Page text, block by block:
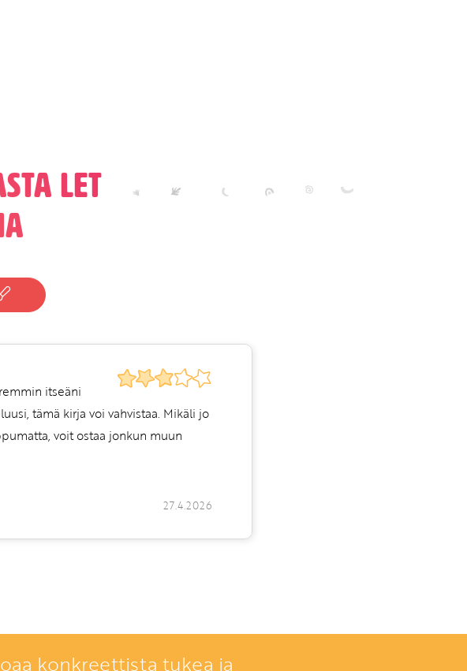
Let
itseäni
tämä kirja voi vahvistaa. Mikäli jo
voit ostaa jonkun muun
27.4.2026
konkreettista tukea ja